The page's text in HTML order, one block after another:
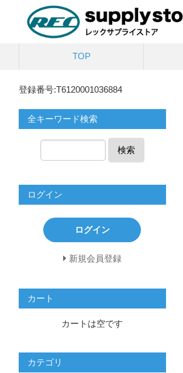
TOP
登録番号:T6120001036884
全キーワード検索
検索
ログイン
ログイン
新規会員登録
カート
カートは空です
カテゴリ